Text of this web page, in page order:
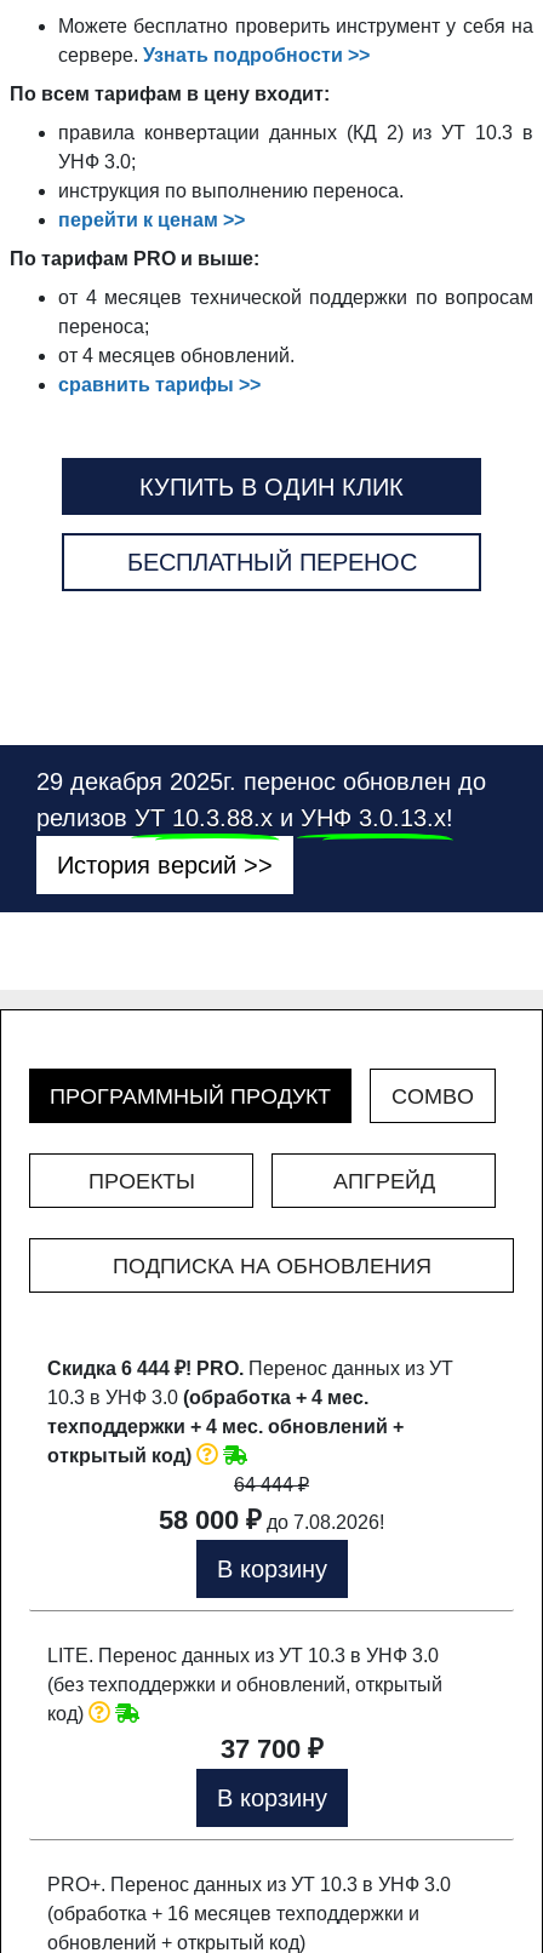
Можете бесплатно проверить инструмент у себя на
сервере. Узнать подробности >>
По всем тарифам в цену входит:
правила конвертации данных (КД 2) из УТ 10.3 в
УНФ 3.0;
инструкция по выполнению переноса.
перейти к ценам >>
По тарифам PRO и выше:
от 4 месяцев технической поддержки по вопросам
переноса;
от 4 месяцев обновлений.
сравнить тарифы >>
КУПИТЬ В ОДИН КЛИК
БЕСПЛАТНЫЙ ПЕРЕНОС
29 декабря 2025г. перенос обновлен до
релизов УТ 10.3.88.х и УНФ 3.0.13.х!
История версий >>
ПРОГРАММНЫЙ ПРОДУКТ COMBO
ПРОЕКТЫ АПГРЕЙД
ПОДПИСКА НА ОБНОВЛЕНИЯ
Скидка 6 444 ₽! PRO. Перенос данных из УТ
10.3 в УНФ 3.0 (обработка + 4 мес.
техподдержки + 4 мес. обновлений +
открытый код)
64 444₽
58 000 ₽ до 7.08.2026!
В корзину
LITE. Перенос данных из УТ 10.3 в УНФ 3.0
(без техподдержки и обновлений, открытый
код)
37 700 ₽
В корзину
PRO+. Перенос данных из УТ 10.3 в УНФ 3.0
(обработка + 16 месяцев техподдержки и
обновлений + открытый код)